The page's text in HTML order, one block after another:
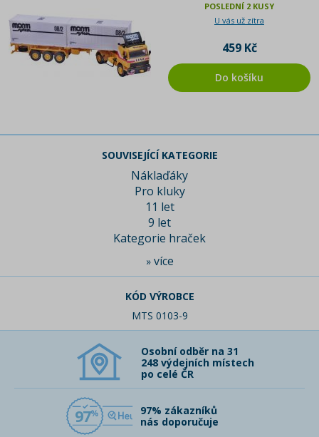
POSLEDNÍ 2 KUSY
U vás už zítra
459 Kč
Do košíku
SOUVISEJÍCÍ KATEGORIE
Náklaďáky
Pro kluky
11 let
9 let
Kategorie hraček
» více
KÓD VÝROBCE
MTS 0103-9
Osobní odběr na 31
248 výdejních místech
po celé ČR
97
97% zákazníků
nás doporučuje